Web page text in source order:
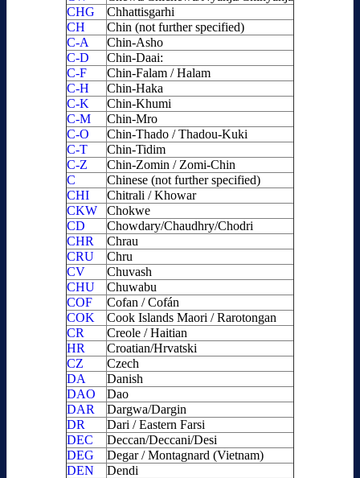
CHG
Chhattisgarhi
CH
Chin (not further specified)
C-A
Chin-Asho
C-D
Chin-Daai:
C-F
Chin-Falam / Halam
C-H
Chin-Haka
C-K
Chin-Khumi
C-M
Chin-Mro
C-O
Chin-Thado / Thadou-Kuki
C-T
Chin-Tidim
C-Z
Chin-Zomin / Zomi-Chin
C
Chinese (not further specified)
CHI
Chitrali / Khowar
CKW
Chokwe
CD
Chowdary/Chaudhry/Chodri
CHR
Chrau
CRU
Chru
CV
Chuvash
CHU
Chuwabu
COF
Cofan / Cofán
COK
Cook Islands Maori / Rarotongan
CR
Creole / Haitian
HR
Croatian/Hrvatski
CZ
Czech
DA
Danish
DAO
Dao
DAR
Dargwa/Dargin
DR
Dari / Eastern Farsi
DEC
Deccan/Deccani/Desi
DEG
Degar / Montagnard (Vietnam)
DEN
Dendi